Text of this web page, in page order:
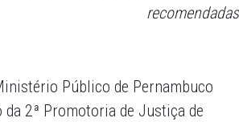
recomendadas
Público de Pernambuco
da 2ª Promotoria de Justiça de